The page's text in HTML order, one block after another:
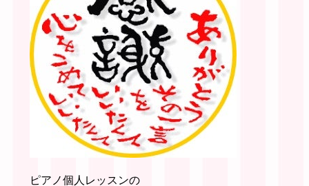
ピアノ個人レッスンの